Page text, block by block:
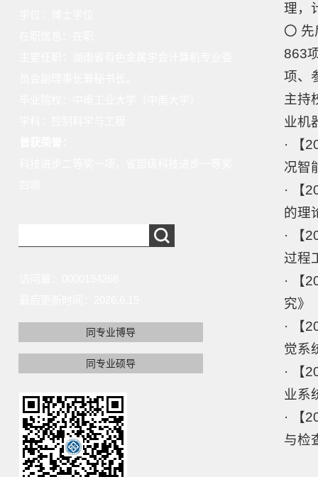
同专业博导
同专业硕导
理，
〇
863
项、
主持
业机
· 【
况智
· 【
的理
· 【
过程
· 【
究》
· 【
觉系
· 【
业系
· 【
与检